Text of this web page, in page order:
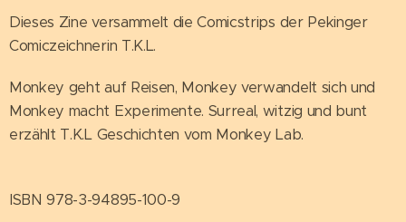
Dieses Zine versammelt die Comicstrips der Pekinger
Comiczeichnerin T.K.L.
Monkey geht auf Reisen, Monkey verwandelt sich und
Monkey macht Experimente. Surreal, witzig und bunt
erzählt T.K.L Geschichten vom Monkey Lab.
ISBN 978-3-94895-100-9